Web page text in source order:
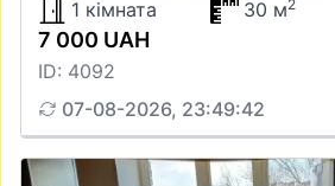
1 кімната
30 м2
7 000 UAH
ID: 4092
07-08-2026, 23:49:42